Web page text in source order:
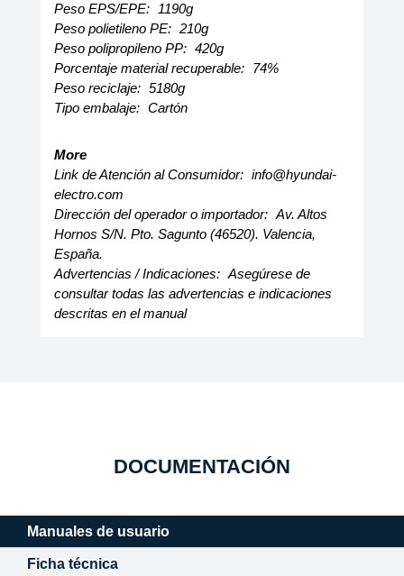
Peso EPS/EPE: 1190g
Peso polietileno PE: 210g
Peso polipropileno PP: 420g
Porcentaje material recuperable: 74%
Peso reciclaje: 5180g
Tipo embalaje: Cartón
More
Link de Atención al Consumidor: info@hyundai-
electro.com
Dirección del operador o importador: Av. Altos
Hornos S/N. Pto. Sagunto (46520). Valencia,
España.
Advertencias / Indicaciones: Asegúrese de
consultar todas las advertencias e indicaciones
descritas en el manual
DOCUMENTACIÓN
Manuales de usuario
Ficha técnica